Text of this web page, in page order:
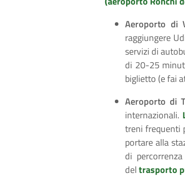
Aeroporto di
raggiungere
servizi di
di 20-25
biglietto (e fai
Aeroporto di
internazionali.
treni frequenti
portare alla
di
deltrasporto